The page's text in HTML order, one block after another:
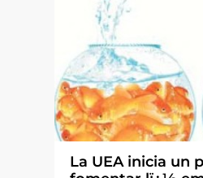
La UEA inicia un